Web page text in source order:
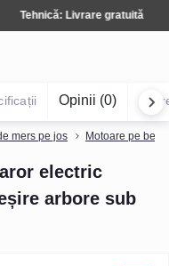
mers pe jos Motoare pe
electric
arbore sub
Opinii (0)